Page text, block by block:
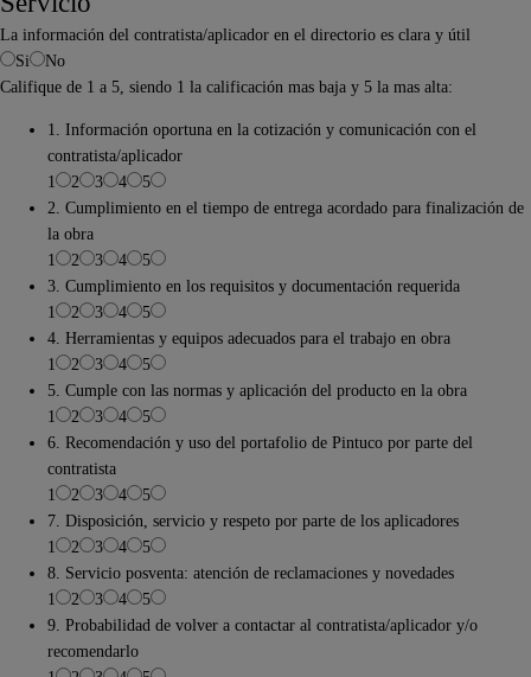
La información del contratista/aplicador en el directorio es clara y útil
Si
No
Califique de 1 a 5, siendo 1 la calificación mas baja y 5 la mas alta:
1. Información oportuna en la cotización y comunicación con el
contratista/aplicador
1
2 3 4
5
2. Cumplimiento en el tiempo de entrega acordado para finalización de
la obra
1
2 3 4
5
3. Cumplimiento en los requisitos y documentación requerida
1
2 3 4
5
4. Herramientas y equipos adecuados para el trabajo en obra
1
2 3 4
5
5. Cumple con las normas y aplicación del producto en la obra
1
2 3 4
5
6. Recomendación y uso del portafolio de Pintuco por parte del
contratista
1
2 3 4
5
7. Disposición, servicio y respeto por parte de los aplicadores
1
2 3 4
5
8. Servicio posventa: atención de reclamaciones y novedades
1
2 3 4
5
9. Probabilidad de volver a contactar al contratista/aplicador y/o
recomendarlo